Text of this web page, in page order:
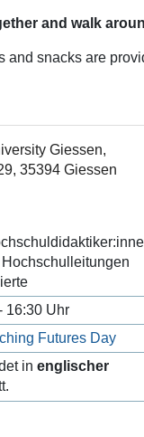
and walk
and snacks are
Giessen,
35394 Giessen
16:30 Uhr
Futures Day
inenglischer